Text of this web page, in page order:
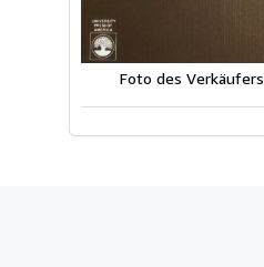
Foto des Verkäufers